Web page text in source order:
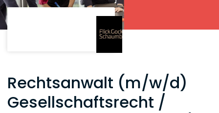
Rechtsanwalt (m/w/d)
Gesellschaftsrecht /